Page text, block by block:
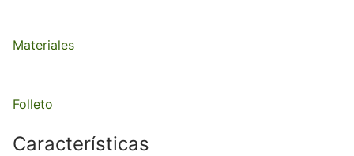
Materiales
Folleto
Características